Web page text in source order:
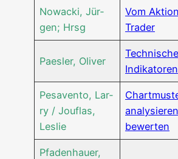
Nowa­cki, Jür­
gen; Hrsg
Vom
Trader
Paes­ler, Oliver
Tech­ni­sche
Indikatoren
Pes­aven­to, Lar­
ry / Jou­flas,
Leslie
bewerten
Pfa­den­hau­er,